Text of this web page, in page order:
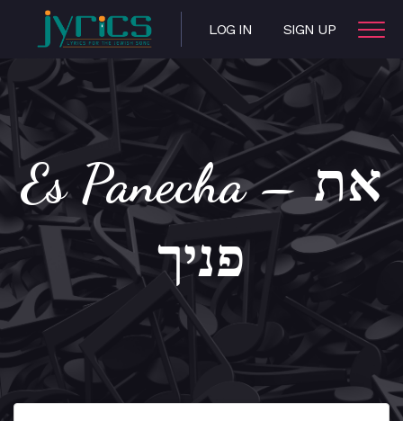
LOG IN SIGN UP
Es Panecha – את
פניך